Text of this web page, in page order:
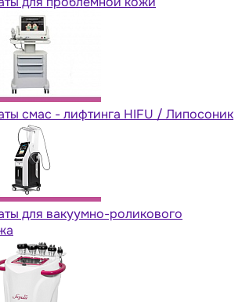
cмас - лифтинга HIFU / Липосоник
для вакуумно-роликового